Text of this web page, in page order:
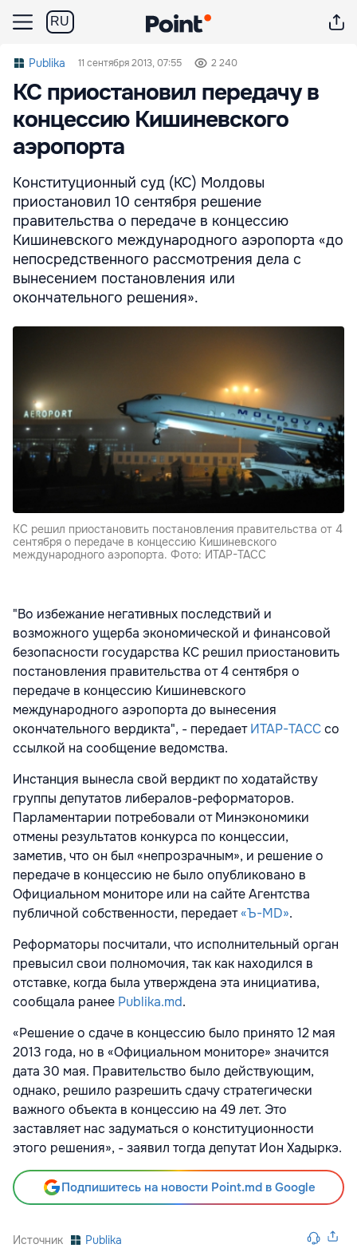
RU
Publika 11 сентября 2013, 07:55 2 240
КС приостановил передачу в
концессию Кишиневского
аэропорта
Конституционный суд (КС) Молдовы
приостановил 10 сентября решение
правительства о передаче в концессию
Кишиневского международного аэропорта «до
непосредственного рассмотрения дела с
вынесением постановления или
окончательного решения».
КС решил приостановить постановления правительства от 4
сентября о передаче в концессию Кишиневского
международного аэропорта. Фото: ИТАР-ТАСС
"Во избежание негативных последствий и
возможного ущерба экономической и финансовой
безопасности государства КС решил приостановить
постановления правительства от 4 сентября о
передаче в концессию Кишиневского
международного аэропорта до вынесения
окончательного вердикта", - передаетИТАР-ТАССсо
ссылкой на сообщение ведомства.
Инстанция вынесла свой вердикт по ходатайству
группы депутатов либералов-реформаторов.
Парламентарии потребовали от Минэкономики
отмены результатов конкурса по концессии,
заметив, что он был «непрозрачным», и решение о
передаче в концессию не было опубликовано в
Официальном мониторе или на сайте Агентства
публичной собственности, передает«Ъ-MD».
Реформаторы посчитали, что исполнительный орган
превысил свои полномочия, так как находился в
отставке, когда была утверждена эта инициатива,
сообщала ранее Publika.md.
«Решение о сдаче в концессию было принято 12 мая
2013 года, но в «Официальном мониторе» значится
дата 30 мая. Правительство было действующим,
однако, решило разрешить сдачу стратегически
важного объекта в концессию на 49 лет. Это
заставляет нас задуматься о конституционности
этого решения», - заявил тогда депутат Ион Хадыркэ.
Подпишитесь на новости Point.md в Google
Источник Publika